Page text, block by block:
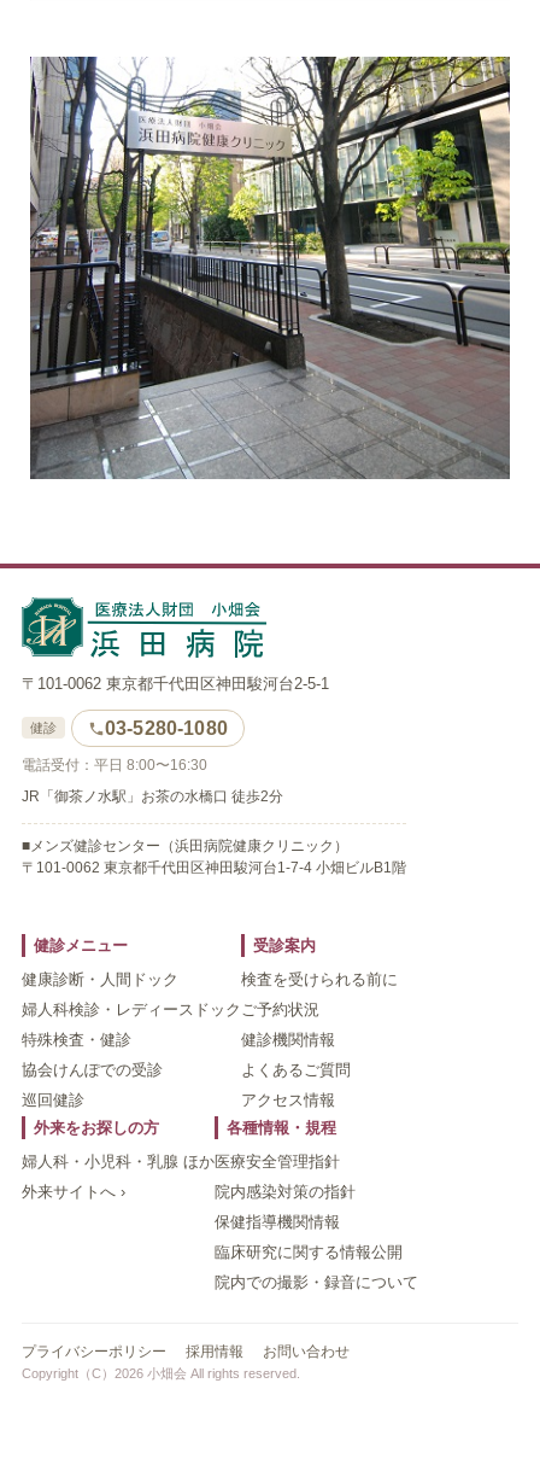
〒101-0062 東京都千代田区神田駿河台2-5-1
健診 03-5280-1080
電話受付：平日 8:00〜16:30
JR「御茶ノ水駅」お茶の水橋口 徒歩2分
■メンズ健診センター（浜田病院健康クリニック）
〒101-0062 東京都千代田区神田駿河台1-7-4 小畑ビルB1階
健診メニュー
健康診断・人間ドック
婦人科検診・レディースドック
特殊検査・健診
協会けんぽでの受診
巡回健診
受診案内
検査を受けられる前に
ご予約状況
健診機関情報
よくあるご質問
アクセス情報
外来をお探しの方
婦人科・小児科・乳腺 ほか
外来サイトへ ›
各種情報・規程
医療安全管理指針
院内感染対策の指針
保健指導機関情報
臨床研究に関する情報公開
院内での撮影・録音について
プライバシーポリシー 採用情報 お問い合わせ
Copyright（C）2026 小畑会 All rights reserved.